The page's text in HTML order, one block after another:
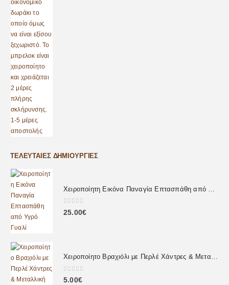
ΤΕΛΕΥΤΑΊΕΣ ΔΗΜΙΟΥΡΓΊΕΣ
Χειροποίητη Εικόνα Παναγία Επτασπάθη από Υγρό Γυαλί
0out of 5
25.00€
Χειροποίητο Βραχιόλι με Περλέ Χάντρες & Μεταλλική Καρδιά
0 out of 5
5.00€